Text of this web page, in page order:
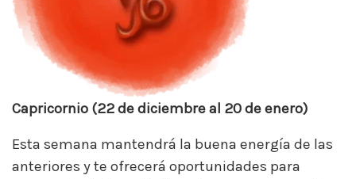
Capricornio (22 de diciembre al 20 de enero)
Esta semana mantendrá la buena energía de las
anteriores y te ofrecerá oportunidades para